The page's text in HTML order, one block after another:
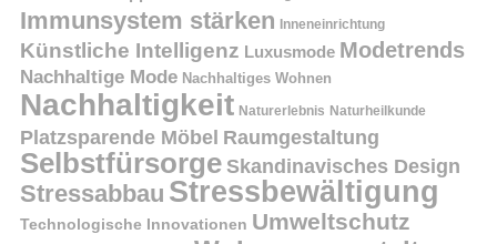
Immunsystem stärken Inneneinrichtung
Künstliche Intelligenz Luxusmode Modetrends
Nachhaltige Mode Nachhaltiges Wohnen
Nachhaltigkeit Naturerlebnis Naturheilkunde
Platzsparende Möbel Raumgestaltung
Selbstfürsorge Skandinavisches Design
Stressabbau Stressbewältigung
Technologische Innovationen Umweltschutz